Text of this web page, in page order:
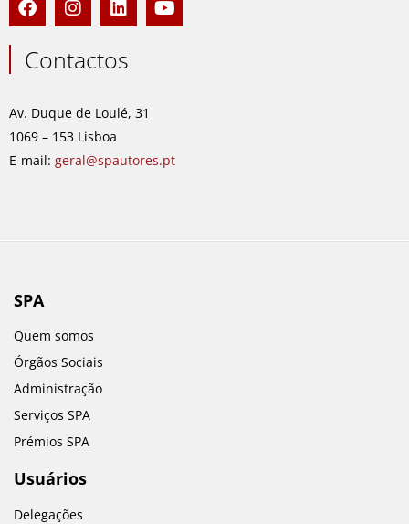
a
c
e
b
o
k
n
s
t
a
r
a
m
i
n
k
e
i
n
o
u
Contactos
Av. Duque de Loulé, 31
1069 – 153 Lisboa
E-mail: geral@spautores.pt
SPA
Quem somos
Órgãos Sociais
Administração
Serviços SPA
Prémios SPA
Usuários
Delegações